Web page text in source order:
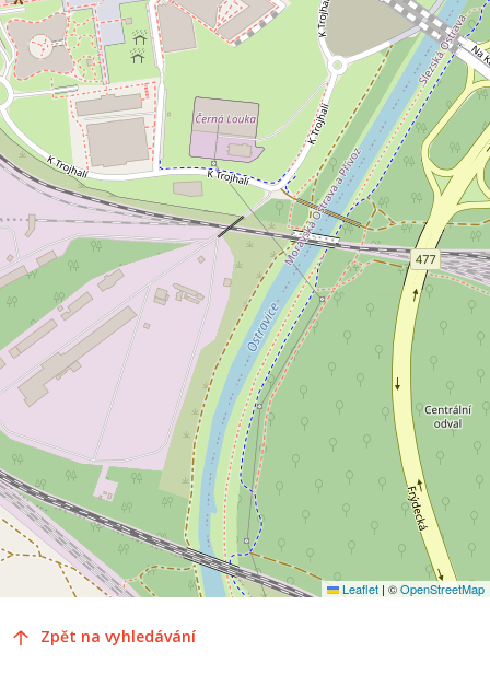
Leaflet | ©OpenStreetMap
Zpět na vyhledávání